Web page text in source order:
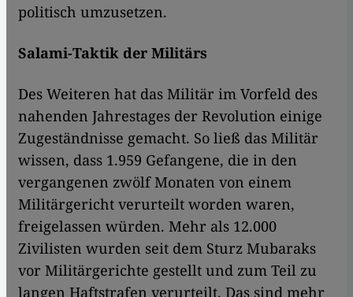
politisch umzusetzen.
Salami-Taktik der Militärs
Des Weiteren hat das Militär im Vorfeld des
nahenden Jahrestages der Revolution einige
Zugeständnisse gemacht. So ließ das Militär
wissen, dass 1.959 Gefangene, die in den
vergangenen zwölf Monaten von einem
Militärgericht verurteilt worden waren,
freigelassen würden. Mehr als 12.000
Zivilisten wurden seit dem Sturz Mubaraks
vor Militärgerichte gestellt und zum Teil zu
langen Haftstrafen verurteilt. Das sind mehr